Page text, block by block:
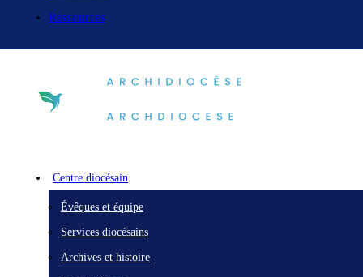
Ressources
Centre diocésain
Évêques et équipe
Services diocésains
Archives et histoire